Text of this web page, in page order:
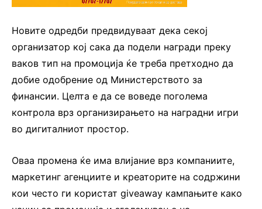
Новите одредби предвидуваат дека секој
организатор кој сака да подели награди преку
ваков тип на промоција ќе треба претходно да
добие одобрение од Министерството за
финансии. Целта е да се воведе поголема
контрола врз организирањето на наградни игри
во дигиталниот простор.
Оваа промена ќе има влијание врз компаниите,
маркетинг агенциите и креаторите на содржини
кои често ги користат giveaway кампањите како